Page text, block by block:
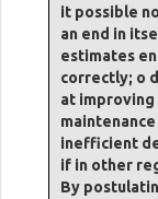
it possible
an end in
estimates
correctly; o
at
inefficient
if in other
By